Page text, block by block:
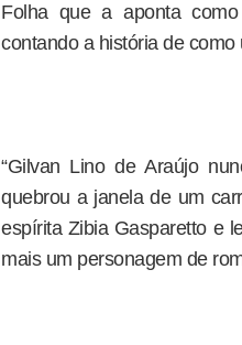
Folha que a aponta
contando a história de
“Gilvan Lino de Araújo
quebrou a janela de um
espírita Zibia Gasparetto e
mais um personagem de